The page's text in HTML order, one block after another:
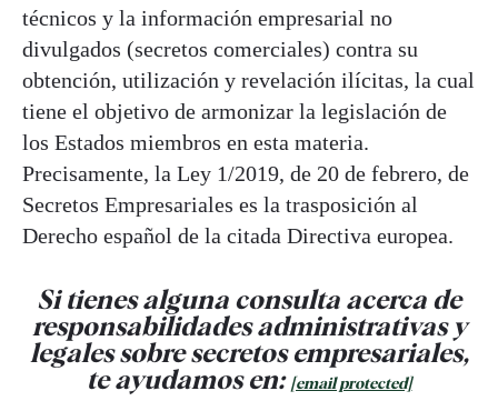
técnicos y la información empresarial no
divulgados (secretos comerciales) contra su
obtención, utilización y revelación ilícitas, la cual
tiene el objetivo de armonizar la legislación de
los Estados miembros en esta materia.
Precisamente, la Ley 1/2019, de 20 de febrero, de
Secretos Empresariales es la trasposición al
Derecho español de la citada Directiva europea.
Si tienes alguna consulta acerca de
responsabilidades administrativas y
legales sobre secretos empresariales,
te ayudamos en: [email protected]